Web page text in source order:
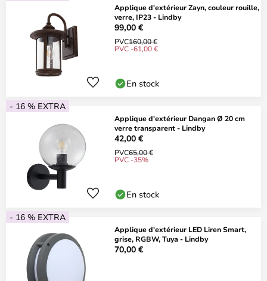
Applique d'extérieur Zayn, couleur rouille,
verre, IP23 - Lindby
99,00 €
PVC160,00 €
PVC -61,00 €
En stock
- 16 % EXTRA
Applique d'extérieur Dangan Ø 20 cm
verre transparent - Lindby
42,00 €
PVC65,00 €
PVC -35%
En stock
- 16 % EXTRA
Applique d'extérieur LED Liren Smart,
grise, RGBW, Tuya - Lindby
70,00 €